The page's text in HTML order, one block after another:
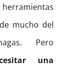
mucho del
Pero
una